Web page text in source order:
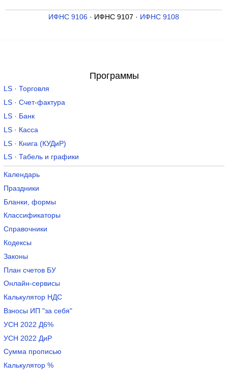
ИФНС 9106 · ИФНС 9107 · ИФНС 9108
Программы
LS · Торговля
LS · Счет-фактура
LS · Банк
LS · Касса
LS · Книга (КУДиР)
LS · Табель и графики
Календарь
Праздники
Бланки, формы
Классификаторы
Справочники
Кодексы
Законы
План счетов БУ
Онлайн-сервисы
Калькулятор НДС
Взносы ИП "за себя"
УСН 2022 Д6%
УСН 2022 ДиР
Сумма прописью
Калькулятор %